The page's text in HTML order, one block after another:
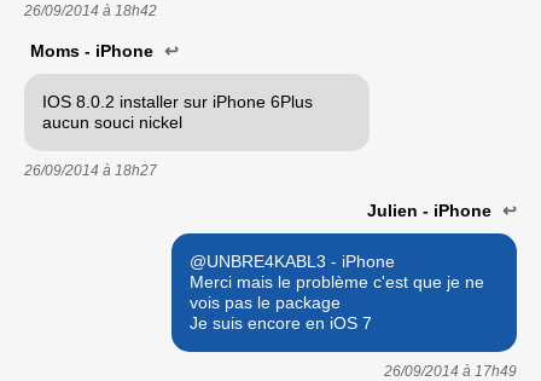
26/09/2014 à 18h42
Moms - iPhone ↩
IOS 8.0.2 installer sur iPhone 6Plus
aucun souci nickel
26/09/2014 à 18h27
Julien - iPhone ↩
@UNBRE4KABL3 - iPhone
Merci mais le problème c'est que je ne
vois pas le package
Je suis encore en iOS 7
26/09/2014 à 17h49